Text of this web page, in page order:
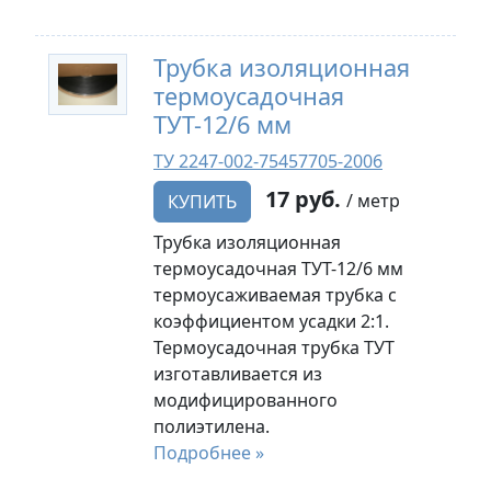
Трубка изоляционная
термоусадочная
ТУТ-12/6 мм
ТУ 2247-002-75457705-2006
КУПИТЬ
17 руб. / метр
Трубка изоляционная
термоусадочная ТУТ-12/6 мм
термоусаживаемая трубка с
коэффициентом усадки 2:1.
Термоусадочная трубка ТУТ
изготавливается из
модифицированного
полиэтилена.
Подробнее »